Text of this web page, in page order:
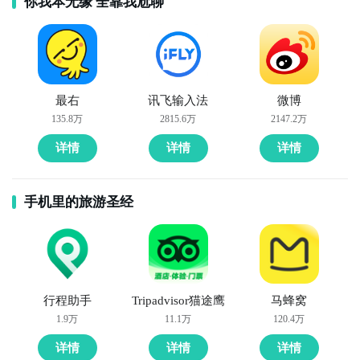
最右
135.8万
详情
讯飞输入法
2815.6万
详情
微博
2147.2万
详情
手机里的旅游圣经
行程助手
1.9万
详情
Tripadvisor猫途鹰
11.1万
详情
马蜂窝
120.4万
详情